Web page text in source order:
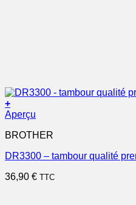
+
Aperçu
BROTHER
DR3300 – tambour qualité
36,90 € TTC